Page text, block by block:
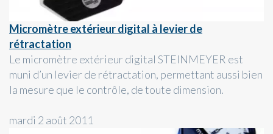
Micromètre extérieur digital à levier de
rétractation
Le micromètre extérieur digital STEINMEYER est
muni d’un levier de rétractation, permettant aussi bien
la mesure que le contrôle, de toute dimension.
mardi 2 août 2011